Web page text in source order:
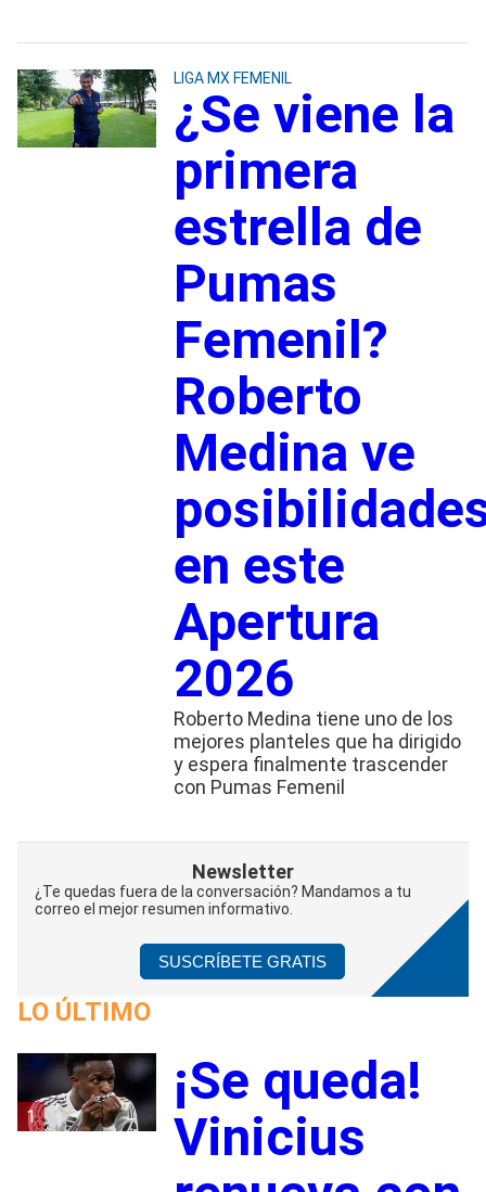
LIGA MX FEMENIL
¿Se viene la
primera
estrella de
Pumas
Femenil?
Roberto
Medina ve
en este
Apertura
2026
Roberto Medina tiene uno de los
mejores planteles que ha dirigido
y espera finalmente trascender
con Pumas Femenil
Newsletter
¿Te quedas fuera de la conversación? Mandamos a tu
correo el mejor resumen informativo.
SUSCRÍBETE GRATIS
LO ÚLTIMO
1
¡Se queda!
Vinicius